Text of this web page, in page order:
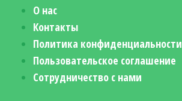
О нас
Контакты
Политика конфиденциальности
Пользовательское соглашение
Сотрудничество с нами